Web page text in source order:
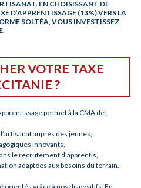
EN CHOISISSANT DE
D’APPRENTISSAGE (13%) VERS LA
SOLTÉA, VOUS INVESTISSEZ
VOTRE TAXE
?
permet à la CMA de :
auprès des jeunes,
innovants,
le recrutement d’apprentis,
adaptées aux besoins du terrain.